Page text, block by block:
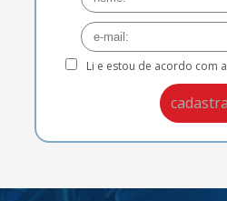
Li e estou de acordo com a